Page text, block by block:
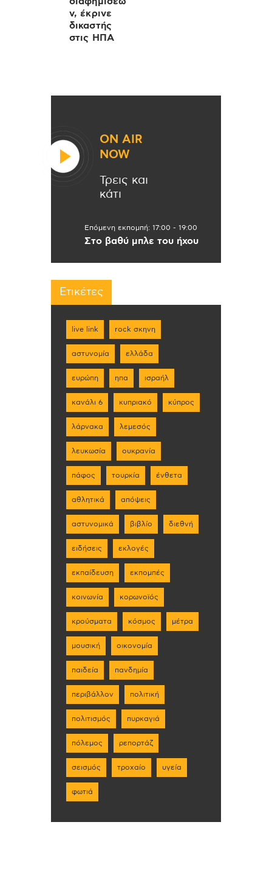
ν, έκρινε
δικαστής
στις ΗΠΑ
ON AIR
NOW
Τρεις και
κάτι
Επόμενη εκπομπή: 17:00 - 19:00
Στο βαθύ μπλε του ήχου
Ετικέτες
live link rock σκηνη
αστυνομία ελλάδα
ευρώπη ηπα ισραήλ
κανάλι 6 κυπριακό κύπρος
λάρνακα λεμεσός
λευκωσία ουκρανία
πάφος τουρκία ένθετα
αθλητικά απόψεις
αστυνομικά βιβλίο διεθνή
ειδήσεις εκλογές
εκπαίδευση εκπομπές
κοινωνία κορωνοϊός
κρούσματα κόσμος μέτρα
μουσική οικονομία
παιδεία πανδημία
περιβάλλον πολιτική
πολιτισμός πυρκαγιά
πόλεμος ρεπορτάζ
σεισμός τροχαίο υγεία
φωτιά